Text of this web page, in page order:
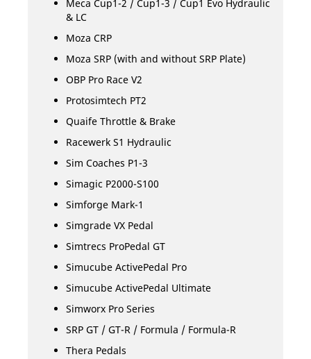
Meca Cup1-2 / Cup1-3 / Cup1 Evo Hydraulic
& LC
Moza CRP
Moza SRP (with and without SRP Plate)
OBP Pro Race V2
Protosimtech PT2
Quaife Throttle & Brake
Racewerk S1 Hydraulic
Sim Coaches P1-3
Simagic P2000-S100
Simforge Mark-1
Simgrade VX Pedal
Simtrecs ProPedal GT
Simucube ActivePedal Pro
Simucube ActivePedal Ultimate
Simworx Pro Series
SRP GT / GT-R / Formula / Formula-R
Thera Pedals